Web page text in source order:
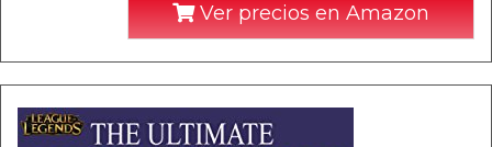
Ver precios en Amazon